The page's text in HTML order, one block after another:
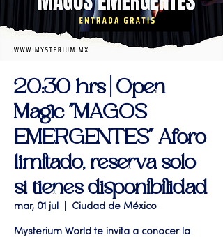
20:30 hrs | Open
Magic "MAGOS
EMERGENTES" Aforo
limitado, reserva solo
si tienes disponibilidad
mar, 01 jul Ciudad de México
Mysterium World te invita a conocer la